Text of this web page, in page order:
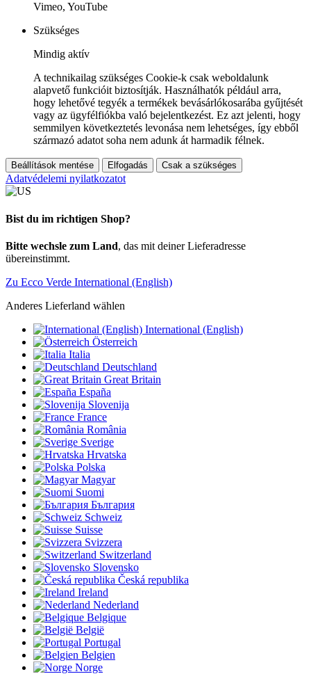
Vimeo, YouTube
Szükséges
Mindig aktív
A technikailag szükséges Cookie-k csak weboldalunk
alapvető funkcióit biztosítják. Használhatók például arra,
hogy lehetővé tegyék a termékek bevásárlókosarába gyűjtését
vagy az ügyfélfiókba való bejelentkezést. Ez azt jelenti, hogy
semmilyen következtetés levonása nem lehetséges, így ebből
származó adatot soha nem adunk át harmadik félnek.
Beállítások mentése Elfogadás Csak a szükséges
Adatvédelemi nyilatkozatot
Bist du im richtigen Shop?
Bitte wechsle zum Land, das mit deiner Lieferadresse
übereinstimmt.
Zu Ecco Verde International (English)
Anderes Lieferland wählen
International (English)
Österreich
Italia
Deutschland
Great Britain
España
Slovenija
France
România
Sverige
Hrvatska
Polska
Magyar
Suomi
България
Schweiz
Suisse
Svizzera
Switzerland
Slovensko
Česká republika
Ireland
Nederland
Belgique
België
Portugal
Belgien
Norge